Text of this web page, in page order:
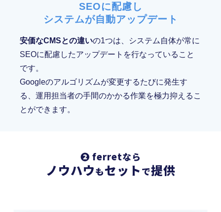
SEOに配慮し
システムが自動アップデート
安価なCMSとの違いの1つは、システム自体が常に
SEOに配慮したアップデートを行なっていること
です。
Googleのアルゴリズムが変更するたびに発生す
る、運用担当者の手間のかかる作業を極力抑えるこ
とができます。
❷ ferretなら
ノウハウもセットで提供